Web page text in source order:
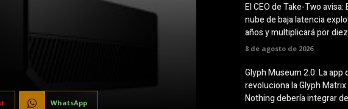
WhatsApp
El CEO de Take-Two avisa:
nube de baja latencia
años y multiplicará por
8 de agosto de 2026
Glyph Museum 2.0: La app
revoluciona la Glyph
Nothing debería integrar